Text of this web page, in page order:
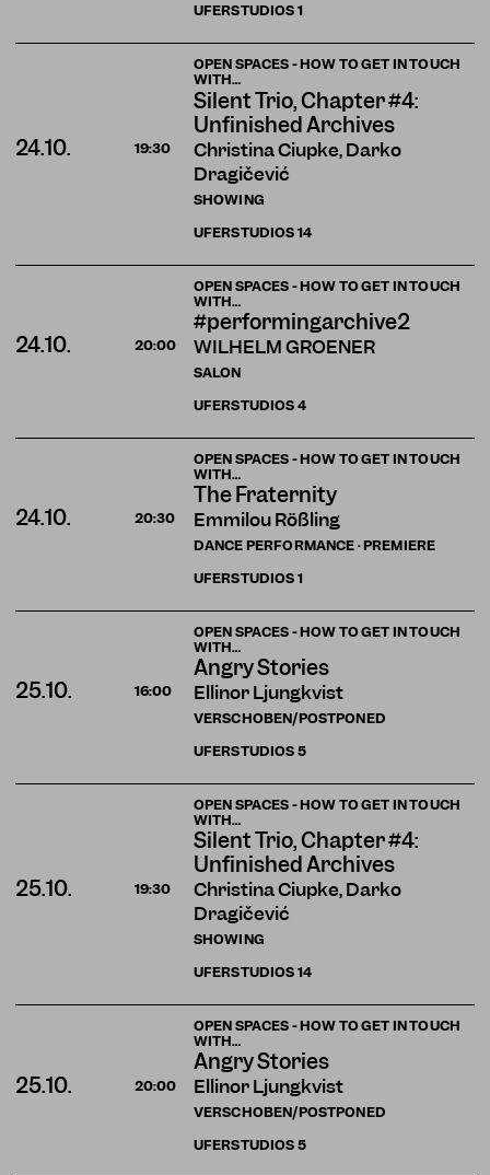
UFERSTUDIOS1
OPEN SPACES - HOW TO GET IN TOUCH
WITH…
Silent Trio, Chapter #4:
Unfinished Archives
Christina Ciupke, Darko
Dragičević
SHOWING
24.10. 19:30
UFERSTUDIOS14
OPEN SPACES - HOW TO GET IN TOUCH
WITH…
#performingarchive2
WILHELM GROENER
SALON
24.10. 20:00
UFERSTUDIOS4
OPEN SPACES - HOW TO GET IN TOUCH
WITH…
The Fraternity
Emmilou Rößling
DANCE PERFORMANCE · PREMIERE
24.10. 20:30
UFERSTUDIOS1
OPEN SPACES - HOW TO GET IN TOUCH
WITH…
Angry Stories
Ellinor Ljungkvist
VERSCHOBEN/POSTPONED
25.10. 16:00
UFERSTUDIOS5
OPEN SPACES - HOW TO GET IN TOUCH
WITH…
Silent Trio, Chapter #4:
Unfinished Archives
Christina Ciupke, Darko
Dragičević
SHOWING
25.10. 19:30
UFERSTUDIOS14
OPEN SPACES - HOW TO GET IN TOUCH
WITH…
Angry Stories
Ellinor Ljungkvist
VERSCHOBEN/POSTPONED
25.10. 20:00
UFERSTUDIOS5